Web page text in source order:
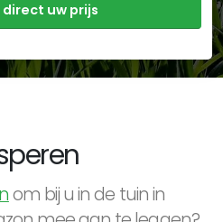
om bij u in de tuin in